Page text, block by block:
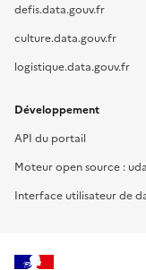
defis.data.gouv.fr
culture.data.gouv.fr
logistique.data.gouv.fr
Développement
API du portail
Moteur open source :
Interface utilisateur de